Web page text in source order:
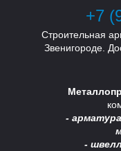
+7
Строительная
Звенигороде.
-
-